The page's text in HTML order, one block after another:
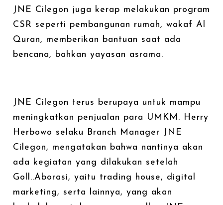
JNE Cilegon juga kerap melakukan program
CSR seperti pembangunan rumah, wakaf Al
Quran, memberikan bantuan saat ada
bencana, bahkan yayasan asrama.
JNE Cilegon terus berupaya untuk mampu
meningkatkan penjualan para UMKM. Herry
Herbowo selaku Branch Manager JNE
Cilegon, mengatakan bahwa nantinya akan
ada kegiatan yang dilakukan setelah
Goll..Aborasi, yaitu trading house, digital
marketing, serta lainnya, yang akan